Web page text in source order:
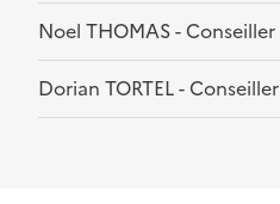
Noel THOMAS - Conseiller
Dorian TORTEL - Conseiller